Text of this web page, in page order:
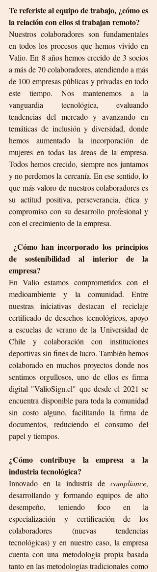
Te referiste al equipo de trabajo, ¿cómo es
la relación con ellos si trabajan remoto?
Nuestros colaboradores son fundamentales
en todos los procesos que hemos vivido en
Valio. En 8 años hemos crecido de 3 socios
a más de 70 colaboradores, atendiendo a más
de 100 empresas públicas y privadas en todo
este tiempo. Nos mantenemos a la
vanguardia tecnológica, evaluando
tendencias del mercado y avanzando en
temáticas de inclusión y diversidad, donde
hemos aumentado la incorporación de
mujeres en todas las áreas de la empresa.
Todos hemos crecido, siempre nos juntamos
y no perdemos la cercanía. En ese sentido, lo
que más valoro de nuestros colaboradores es
su actitud positiva, perseverancia, ética y
compromiso con su desarrollo profesional y
con el crecimiento de la empresa.
¿Cómo han incorporado los principios
de sostenibilidad al interior de la
empresa?
En Valio estamos comprometidos con el
medioambiente y la comunidad. Entre
nuestras iniciativas destacan el reciclaje
certificado de desechos tecnológicos, apoyo
a escuelas de verano de la Universidad de
Chile y colaboración con instituciones
deportivas sin fines de lucro. También hemos
colaborado en muchos proyectos donde nos
sentimos orgullosos, uno de ellos es firma
digital "ValioSign.cl" que desde el 2021 se
encuentra disponible para toda la comunidad
sin costo alguno, facilitando la firma de
documentos, reduciendo el consumo del
papel y tiempos.
¿Cómo contribuye la empresa a la
industria tecnológica?
Innovado en la industria de compliance,
desarrollando y formando equipos de alto
desempeño, teniendo foco en la
especialización y certificación de los
colaboradores (nuevas tendencias
tecnológicas) y en nuestro caso, la empresa
cuenta con una metodología propia basada
tanto en las metodologías tradicionales como